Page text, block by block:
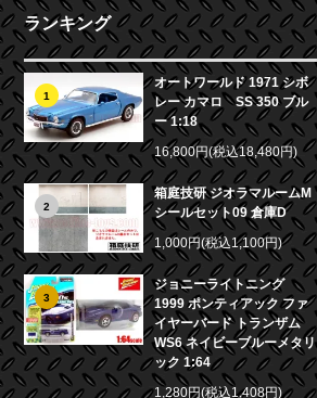
ランキング
1
オートワールド 1971 シボ
レー カマロ SS 350 ブル
ー 1:18
16,800円(税込18,480円)
2
箱庭技研 ジオラマルームM
シールセット09 倉庫D
1,000円(税込1,100円)
3
ジョニーライトニング
1999 ポンティアック ファ
イヤーバード トランザム
WS6 ネイビーブルーメタリ
ック 1:64
1,280円(税込1,408円)